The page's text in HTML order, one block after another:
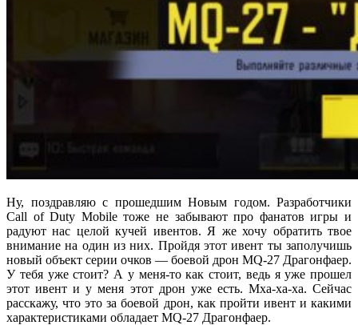
Ну, поздравляю с прошедшим Новым годом. Разработчики
Call of Duty Mobile тоже не забывают про фанатов игры и
радуют нас целой кучей ивентов. Я же хочу обратить твое
внимание на один из них. Пройдя этот ивент ты заполучишь
новый объект серии очков — боевой дрон MQ-27 Драгонфаер.
У тебя уже стоит? А у меня-то как стоит, ведь я уже прошел
этот ивент и у меня этот дрон уже есть. Мха-ха-ха. Сейчас
расскажу, что это за боевой дрон, как пройти ивент и какими
характеристиками обладает MQ-27 Драгонфаер.